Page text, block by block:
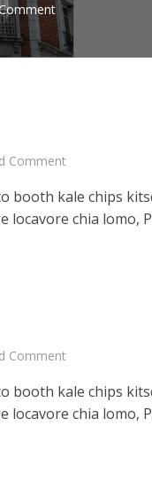
Comment
booth kale chips
locavore chia lomo,
Comment
booth kale chips
locavore chia lomo,